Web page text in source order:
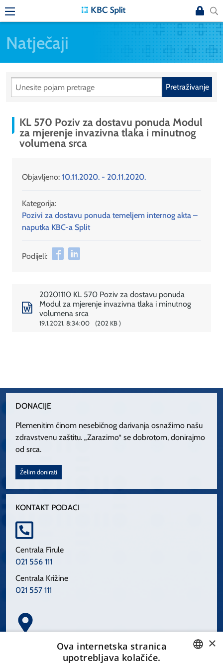
Natječaji
Pretraživanje
KL 570 Poziv za dostavu ponuda Modul
za mjerenje invazivna tlaka i minutnog
volumena srca
Objavljeno: 10.11.2020. - 20.11.2020.
Kategorija:
Pozivi za dostavu ponuda temeljem internog akta –
naputka KBC-a Split
Podijeli:
20201110 KL 570 Poziv za dostavu ponuda
Modul za mjerenje invazivna tlaka i minutnog
volumena srca
19.1.2021. 8:34:00 202 KB
DONACIJE
Plemenitim činom nesebičnog darivanja osnažimo našu
zdravstvenu zaštitu. „Zarazimo“ se dobrotom, donirajmo
od srca.
Želim donirati
KONTAKT PODACI
Centrala Firule
021 556 111
Centrala Križine
021 557 111
Spinčićeva 1, 21000 Split
×
Ova internetska stranica
upotrebljava kolačiće.